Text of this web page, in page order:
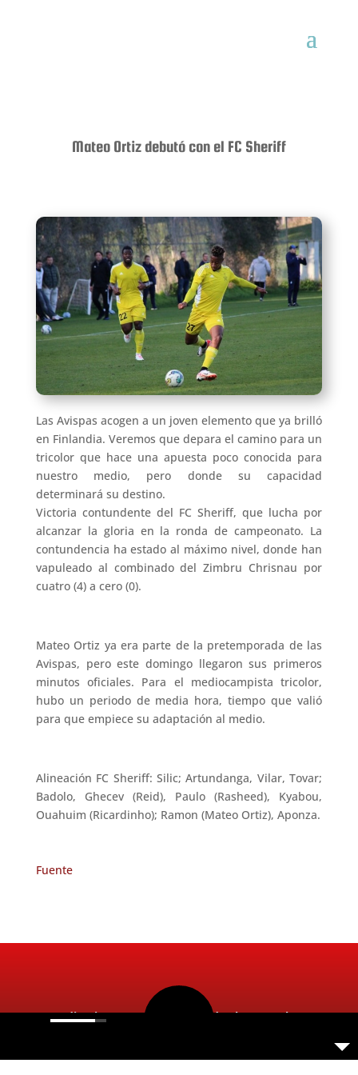
Mateo Ortiz debutó con el FC Sheriff
Las Avispas acogen a un joven elemento que ya brilló
en Finlandia. Veremos que depara el camino para un
tricolor que hace una apuesta poco conocida para
nuestro medio, pero donde su capacidad
determinará su destino.
Victoria contundente del FC Sheriff, que lucha por
alcanzar la gloria en la ronda de campeonato. La
contundencia ha estado al máximo nivel, donde han
vapuleado al combinado del Zimbru Chrisnau por
cuatro (4) a cero (0).
Mateo Ortiz ya era parte de la pretemporada de las
Avispas, pero este domingo llegaron sus primeros
minutos oficiales. Para el mediocampista tricolor,
hubo un periodo de media hora, tiempo que valió
para que empiece su adaptación al medio.
Alineación FC Sheriff: Silic; Artundanga, Vilar, Tovar;
Badolo, Ghecev (Reid), Paulo (Rasheed), Kyabou,
Ouahuim (Ricardinho); Ramon (Mateo Ortiz), Aponza.
Fuente
Radio Ritmo 98.5FM 2026. Todos los Derechos